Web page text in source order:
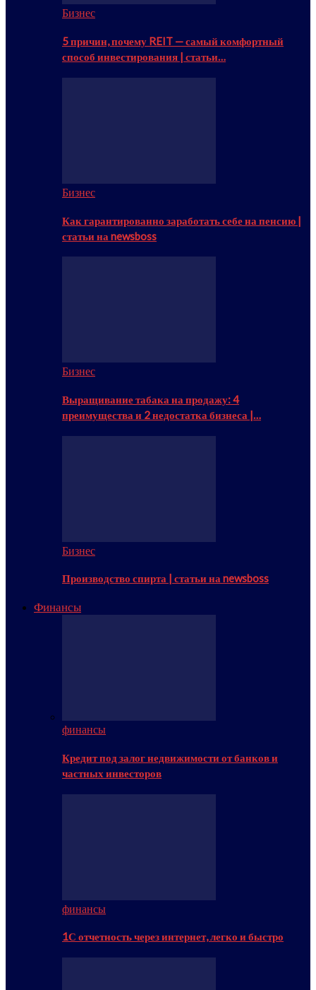
Бизнес
5 причин, почему REIT — самый комфортный
способ инвестирования | статьи…
Бизнес
Как гарантированно заработать себе на пенсию |
статьи на newsboss
Бизнес
Выращивание табака на продажу: 4
преимущества и 2 недостатка бизнеса |…
Бизнес
Производство спирта | статьи на newsboss
Финансы
финансы
Кредит под залог недвижимости от банков и
частных инвесторов
финансы
1С отчетность через интернет, легко и быстро